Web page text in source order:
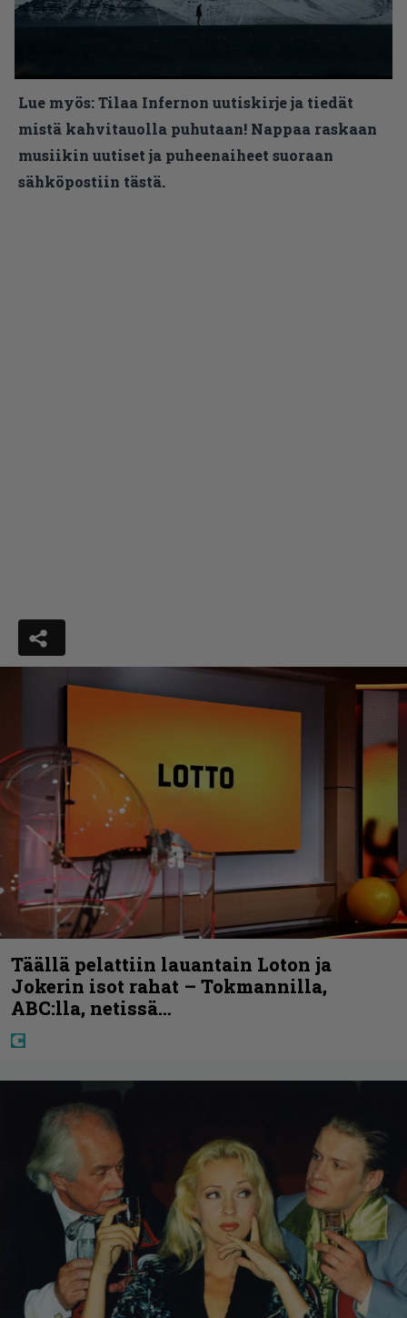
Lue myös:Tilaa Infernon uutiskirje ja tiedät
mistä kahvitauolla puhutaan! Nappaa raskaan
musiikin uutiset ja puheenaiheet suoraan
sähköpostiin tästä.
Täällä pelattiin lauantain Loton ja
Jokerin isot rahat – Tokmannilla,
ABC:lla, netissä…